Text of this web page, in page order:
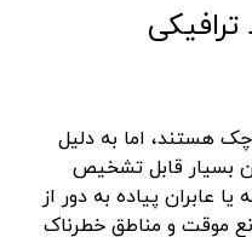
18 اینچ کوچک‌ هستند، اما به دلیل
بسیار قابل تشخیص
عابران پیاده به دور از
موقت و مناطق خطرناک